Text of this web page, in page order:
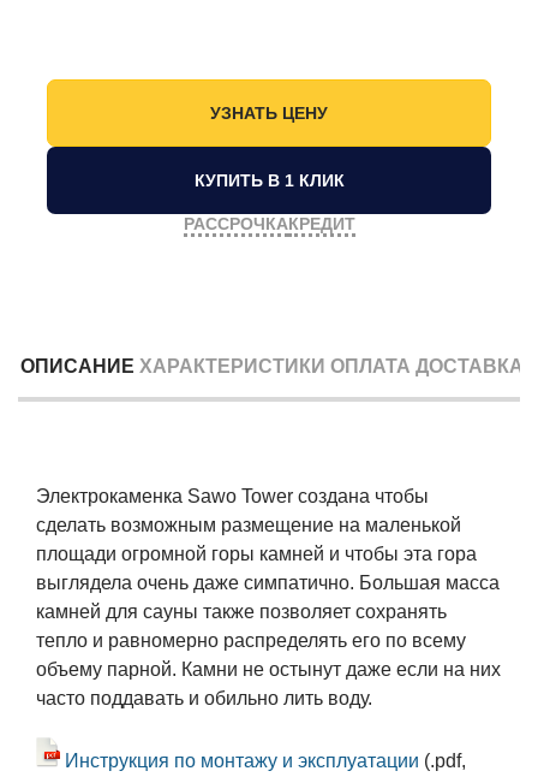
КУПИТЬ В 1 КЛИК
РАССРОЧКАКРЕДИТ
ОПИСАНИЕ ХАРАКТЕРИСТИКИ ОПЛАТА ДОСТАВКА
Электрокаменка Sawo Tower создана чтобы
сделать возможным размещение на маленькой
площади огромной горы камней и чтобы эта гора
выглядела очень даже симпатично. Большая масса
камней для сауны также позволяет сохранять
тепло и равномерно распределять его по всему
объему парной. Камни не остынут даже если на них
часто поддавать и обильно лить воду.
Инструкция по монтажу и эксплуатации (.pdf,